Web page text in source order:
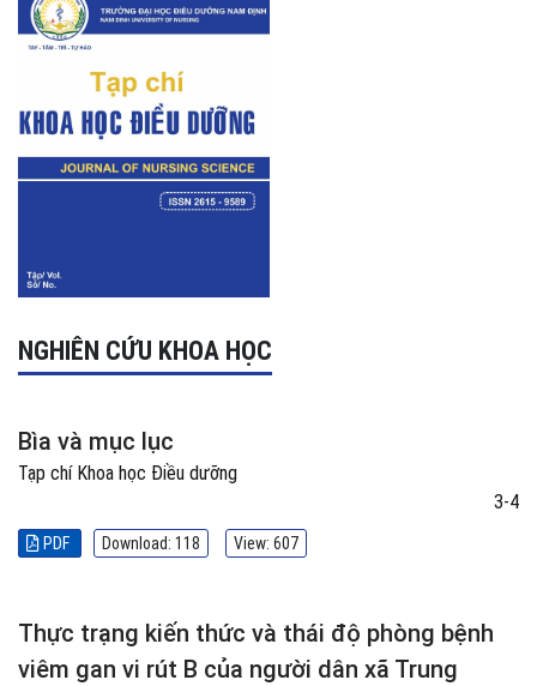
NGHIÊN CỨU KHOA HỌC
Bìa và mục lục
Tạp chí Khoa học Điều dưỡng
3-4
PDF Download: 118 View: 607
Thực trạng kiến thức và thái độ phòng bệnh
viêm gan vi rút B của người dân xã Trung